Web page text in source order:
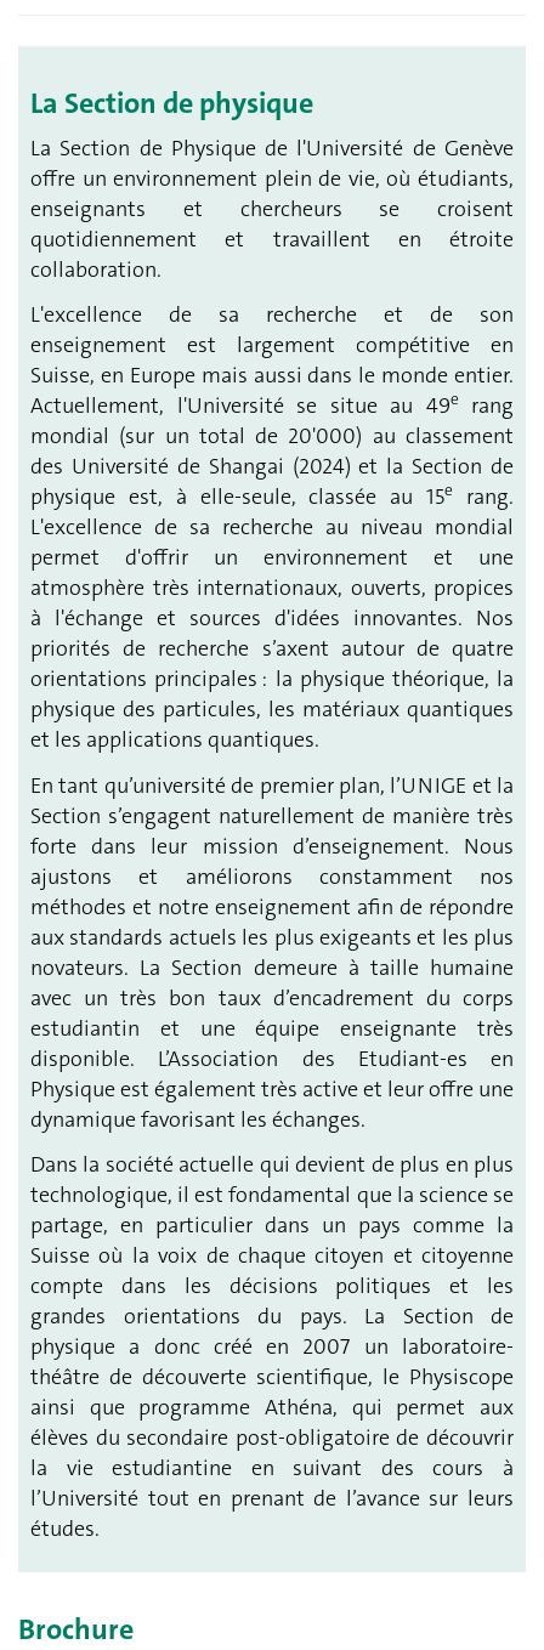
La Section de physique
La Section de Physique de l'Université de Genève
offre un environnement plein de vie, où étudiants,
enseignants et chercheurs se croisent
quotidiennement et travaillent en étroite
collaboration.
L'excellence de sa recherche et de son
enseignement est largement compétitive en
Suisse, en Europe mais aussi dans le monde entier.
Actuellement, l'Université se situe au 49e
rang
mondial (sur un total de 20'000) au classement
des Université de Shangai (2024) et la Section de
physique est, à elle-seule, classée au 15e
rang.
L'excellence de sa recherche au niveau mondial
permet d'offrir un environnement et une
atmosphère très internationaux, ouverts, propices
à l'échange et sources d'idées innovantes. Nos
priorités de recherche s’axent autour de quatre
orientations principales : la physique théorique, la
physique des particules, les matériaux quantiques
et les applications quantiques.
En tant qu’université de premier plan, l’UNIGE et la
Section s’engagent naturellement de manière très
forte dans leur mission d’enseignement. Nous
ajustons et améliorons constamment nos
méthodes et notre enseignement afin de répondre
aux standards actuels les plus exigeants et les plus
novateurs. La Section demeure à taille humaine
avec un très bon taux d’encadrement du corps
estudiantin et une équipe enseignante très
disponible. L’Association des Etudiant-es en
Physique est également très active et leur offre une
dynamique favorisant les échanges.
Dans la société actuelle qui devient de plus en plus
technologique, il est fondamental que la science se
partage, en particulier dans un pays comme la
Suisse où la voix de chaque citoyen et citoyenne
compte dans les décisions politiques et les
grandes orientations du pays. La Section de
physique a donc créé en 2007 un laboratoire-
théâtre de découverte scientifique, le Physiscope
ainsi que programme Athéna, qui permet aux
élèves du secondaire post-obligatoire de découvrir
la vie estudiantine en suivant des cours à
l’Université tout en prenant de l’avance sur leurs
études.
Brochure